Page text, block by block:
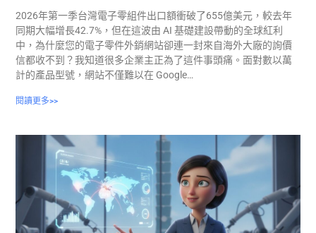
2026年第一季台灣電子零組件出口額衝破了655億美元，較去年
同期大幅增長42.7%，但在這波由 AI 基礎建設帶動的全球紅利
中，為什麼您的電子零件外銷網站卻連一封來自海外大廠的詢價
信都收不到？我知道很多企業主正為了這件事頭痛。面對數以萬
計的產品型號，網站不僅難以在 Google…
閱讀更多>>